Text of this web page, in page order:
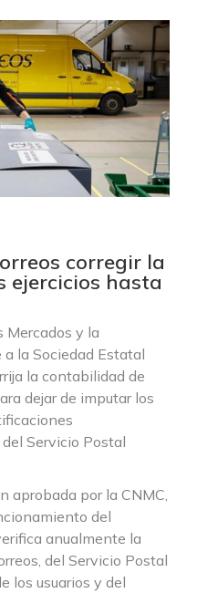
corregir la
ejercicios hasta
Mercados y la
la Sociedad Estatal
la contabilidad de
dejar de imputar los
Servicio Postal
aprobada por la CNMC,
del
anualmente la
del Servicio Postal
los usuarios y del